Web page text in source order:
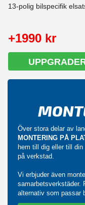
13-polig bilspecifik
+1990 kr
Över stora delar av
MONTERING PÅ
hem till dig eller till
på verkstad.
Vi erbjuder även
samarbetsverkstäder.
alternativ som passar